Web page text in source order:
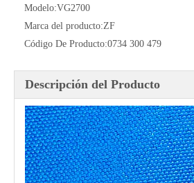
Modelo:VG2700
Marca del producto:ZF
Código De Producto:0734 300 479
Descripción del Producto